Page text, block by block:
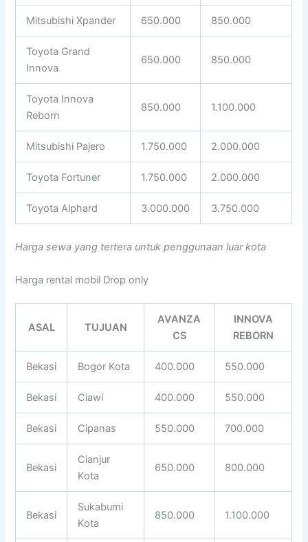
Mitsubishi Xpander 650.000 850.000
Toyota Grand
Innova
650.000 850.000
Toyota Innova
Reborn
850.000 1.100.000
Mitsubishi Pajero 1.750.000 2.000.000
Toyota Fortuner 1.750.000 2.000.000
Toyota Alphard 3.000.000 3.750.000
Harga sewa yang tertera untuk penggunaan luar kota
Harga rental mobil Drop only
ASAL TUJUAN
AVANZA
CS
INNOVA
REBORN
Bekasi Bogor Kota 400.000 550.000
Bekasi Ciawi 400.000 550.000
Bekasi Cipanas 550.000 700.000
Bekasi
Cianjur
Kota
650.000 800.000
Bekasi
Sukabumi
Kota
850.000 1.100.000